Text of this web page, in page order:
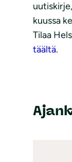
kuussa
Tilaa
täältä.